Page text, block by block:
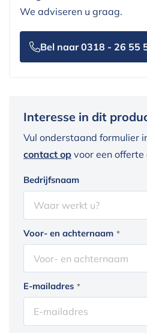
We adviseren u graag.
Bel naar 0318 - 26 55
Interesse in dit
Vul onderstaand formulier
contact op voor een offerte
Bedrijfsnaam
Voor- en achternaam *
E-mailadres *